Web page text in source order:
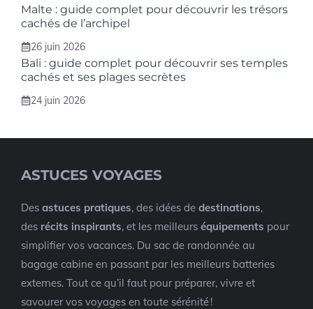
Malte : guide complet pour découvrir les trésors
cachés de l’archipel
26 juin 2026
Bali : guide complet pour découvrir ses temples
cachés et ses plages secrètes
24 juin 2026
ASTUCES VOYAGES
Des astuces pratiques, des idées de destinations,
des récits inspirants, et les meilleurs équipements pour
simplifier vos vacances. Du sac de randonnée au
bagage cabine en passant par les meilleurs batteries
externes. Tout ce qu’il faut pour préparer, vivre et
savourer vos voyages en toute sérénité !